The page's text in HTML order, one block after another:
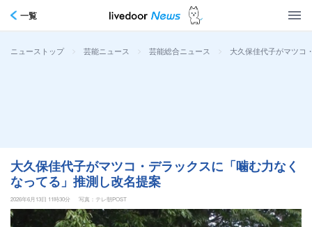
一覧
ニューストップ > 芸能ニュース > 芸能総合ニュース > 大久保佳代子がマツコ
大久保佳代子がマツコ・デラックスに「噛む力なく
なってる」推測し改名提案
2026年6月13日 11時30分 写真：テレ朝POST